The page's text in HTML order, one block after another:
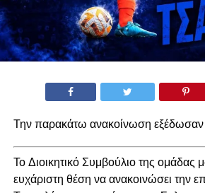
Την παρακάτω ανακοίνωση εξέδωσαν
Το Διοικητικό Συμβούλιο της ομάδας
ευχάριστη θέση να ανακοινώσει την